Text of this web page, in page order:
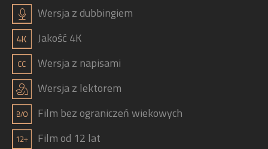
h Wersja z dubbingiem
b Jakość 4K
g Wersja z napisami
j Wersja z lektorem
Film bez ograniczeń wiekowych
Film od 12 lat